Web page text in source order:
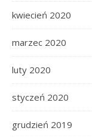
kwiecień 2020
marzec 2020
luty 2020
styczeń 2020
grudzień 2019